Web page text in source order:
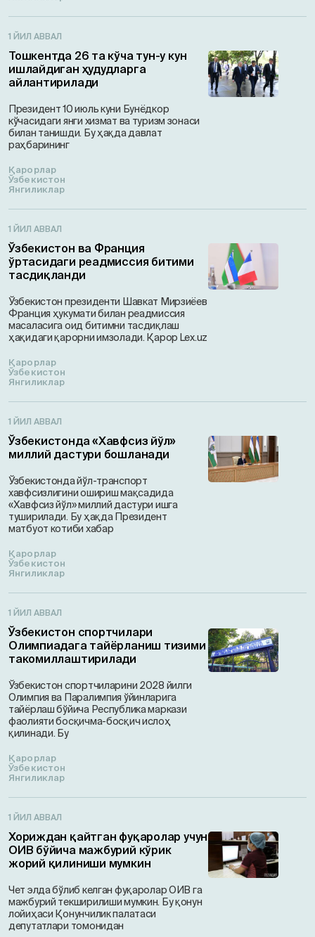
1 ЙИЛ АВВАЛ
Тошкентда 26 та кўча тун-у кун
ишлайдиган ҳудудларга
айлантирилади
Президент 10 июль куни Бунёдкор
кўчасидаги янги хизмат ва туризм зонаси
билан танишди. Бу ҳақда давлат
раҳбарининг
Қарорлар
Ўзбекистон
Янгиликлар
1 ЙИЛ АВВАЛ
Ўзбекистон ва Франция
ўртасидаги реадмиссия битими
тасдиқланди
Ўзбекистон президенти Шавкат Мирзиёев
Франция ҳукумати билан реадмиссия
масаласига оид битимни тасдиқлаш
ҳақидаги қарорни имзолади. Қарор Lex.uz
Қарорлар
Ўзбекистон
Янгиликлар
1 ЙИЛ АВВАЛ
Ўзбекистонда «Хавфсиз йўл»
миллий дастури бошланади
Ўзбекистонда йўл-транспорт
хавфсизлигини ошириш мақсадида
«Хавфсиз йўл» миллий дастури ишга
туширилади. Бу ҳақда Президент
матбуот котиби хабар
Қарорлар
Ўзбекистон
Янгиликлар
1 ЙИЛ АВВАЛ
Ўзбекистон спортчилари
Олимпиадага тайёрланиш тизими
такомиллаштирилади
Ўзбекистон спортчиларини 2028 йилги
Олимпия ва Паралимпия ўйинларига
тайёрлаш бўйича Республика маркази
фаолияти босқичма-босқич ислоҳ
қилинади. Бу
Қарорлар
Ўзбекистон
Янгиликлар
1 ЙИЛ АВВАЛ
Хориждан қайтган фуқаролар учун
ОИВ бўйича мажбурий кўрик
жорий қилиниши мумкин
Чет элда бўлиб келган фуқаролар ОИВ га
мажбурий текширилиши мумкин. Бу қонун
лойиҳаси Қонунчилик палатаси
депутатлари томонидан